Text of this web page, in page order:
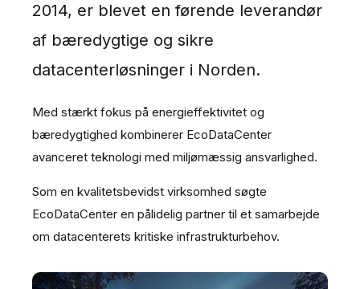
2014, er blevet en førende leverandør
af bæredygtige og sikre
datacenterløsninger i Norden.
Med stærkt fokus på energieffektivitet og
bæredygtighed kombinerer EcoDataCenter
avanceret teknologi med miljømæssig ansvarlighed.
Som en kvalitetsbevidst virksomhed søgte
EcoDataCenter en pålidelig partner til et samarbejde
om datacenterets kritiske infrastrukturbehov.